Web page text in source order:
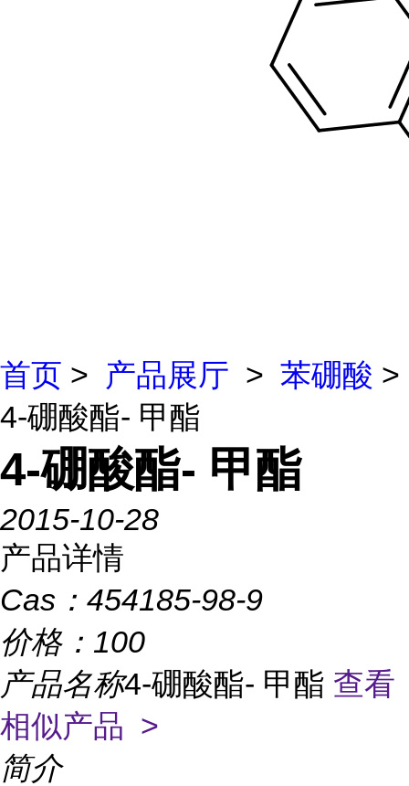
首页 > 产品展厅 > 苯硼酸 >
4-硼酸酯- 甲酯
4-硼酸酯- 甲酯
2015-10-28
产品详情
Cas： 454185-98-9
价格： 100
产品名称4-硼酸酯- 甲酯 查看
相似产品 >
简介